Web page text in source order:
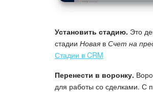
Установить стадию. Это
стадии Новая в Счет на
Стадии в CRM
Перенести в воронку.
для работы со сделками. С